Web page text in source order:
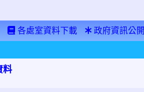
各處室資料下載 政府資訊公開
料